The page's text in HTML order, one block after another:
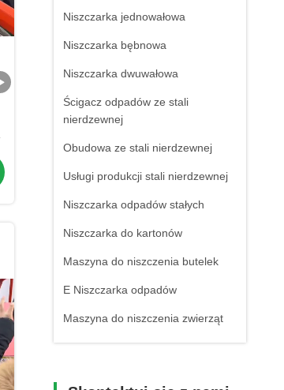
Niszczarka jednowałowa
Niszczarka bębnowa
Niszczarka dwuwałowa
Ścigacz odpadów ze stali
nierdzewnej
Obudowa ze stali nierdzewnej
Usługi produkcji stali nierdzewnej
Niszczarka odpadów stałych
Niszczarka do kartonów
Maszyna do niszczenia butelek
E Niszczarka odpadów
Maszyna do niszczenia zwierząt
Części do niszczarek